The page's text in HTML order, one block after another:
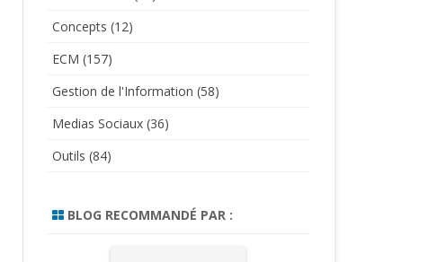
Concepts (12)
ECM (157)
Gestion de l'Information (58)
Medias Sociaux(36)
Outils (84)
BLOG RECOMMANDÉ PAR :